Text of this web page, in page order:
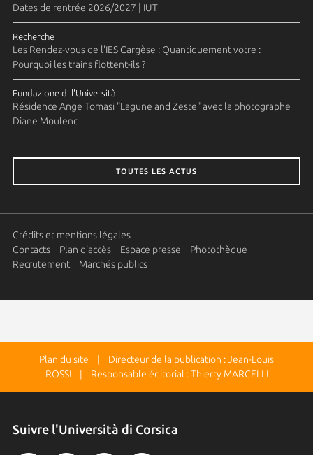
Dates de rentrée 2026/2027 | IUT
Recherche
Les Rendez-vous de l'IES Cargèse : Quantiquement votre :
Pourquoi les trains flottent-ils ?
Fundazione di l'Università
Résidence Ange Tomasi "Lagune and Zeste" avec la photographe
Diane Moulenc
TOUTES LES ACTUS
Crédits et mentions légales
Contacts
Plan d'accès Espace presse
Photothèque
Recrutement
Marchés publics
Plan du site | Directeur de la publication : Jean-Louis
ROSSI | Responsable éditorial : Thierry MARCELLI
Suivre l'Università di Corsica